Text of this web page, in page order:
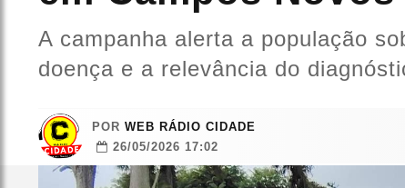
A campanha alerta a população
doença e a relevância do
POR WEB RÁDIO CIDADE
26/05/2026 17:02